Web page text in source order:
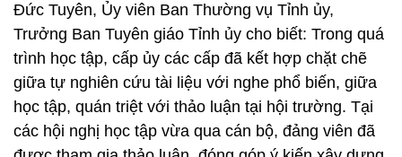
Đức Tuyên, Ủy viên Ban Thường vụ Tỉnh ủy,
Trưởng Ban Tuyên giáo Tỉnh ủy cho biết: Trong quá
trình học tập, cấp ủy các cấp đã kết hợp chặt chẽ
giữa tự nghiên cứu tài liệu với nghe phổ biến, giữa
học tập, quán triệt với thảo luận tại hội trường. Tại
các hội nghị học tập vừa qua cán bộ, đảng viên đã